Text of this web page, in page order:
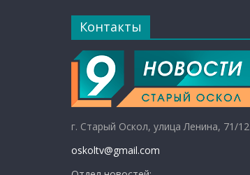
Контакты
г. Старый Оскол, улица Ленина, 71/12
oskoltv@gmail.com